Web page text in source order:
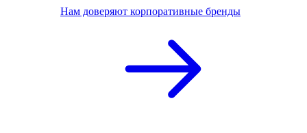
Нам доверяют корпоративные бренды